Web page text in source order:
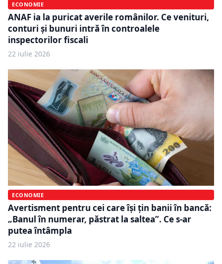
ECONOMIE
ANAF ia la puricat averile românilor. Ce venituri,
conturi și bunuri intră în controalele
inspectorilor fiscali
22 iulie 2026
ECONOMIE
Avertisment pentru cei care își țin banii în bancă:
„Banul în numerar, păstrat la saltea”. Ce s-ar
putea întâmpla
22 iulie 2026